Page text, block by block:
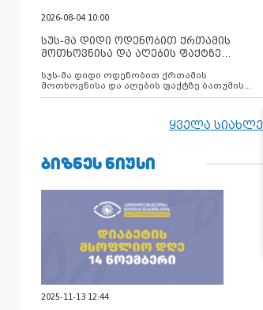
2026-08-04 10:00
სუს-მა დიდი ოდენობით ქრთამის
მოთხოვნისა და აღების ფაქტზე
დააკავა
სუს-მა დიდი ოდენობით ქრთამის
მოთხოვნისა და აღების ფაქტზე ბათუმის
მერიის თანამშრომელი დააკავა
ყველა სიახლე
ᲑᲘᲖᲜᲔᲡ ᲜᲘᲣᲡᲘ
2025-11-13 12:44